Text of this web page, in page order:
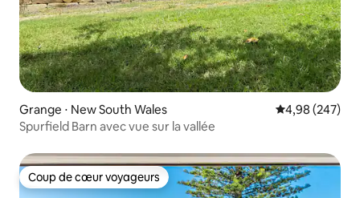
Grange ⋅ New South Wales Évaluation
4,98 (247)
Spurfield Barn avec vue sur la vallée
Coup de cœur voyageurs
Coup de cœur voyageurs